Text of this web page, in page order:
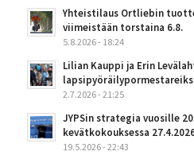
Yhteistilaus Ortliebin
viimeistään torstaina 6.8.
5.8.2026 - 18:24
Lilian Kauppi ja Erin
2.7.2026 - 21:25
JYPSin strategia vuosille
kevätkokouksessa
19.5.2026 - 22:43